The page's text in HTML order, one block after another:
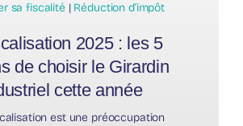
sa fiscalité | Réduction d’impôt
2025 : les 5
de choisir le Girardin
cette année
est une préoccupation